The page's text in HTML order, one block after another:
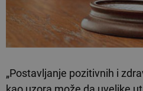
„Postavljanje pozitivnih i